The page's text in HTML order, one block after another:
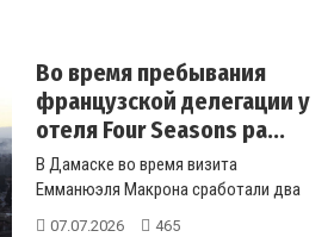
Во время пребывания
французской делегации у
отеля Four Seasons ра...
В Дамаске во время визита
Емманюэля Макрона сработали два
взрывных устройства. Французская
07.07.2026 465